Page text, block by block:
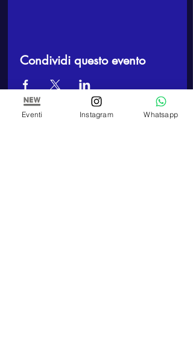
Condividi questo evento
Eventi Instagram Whatsapp